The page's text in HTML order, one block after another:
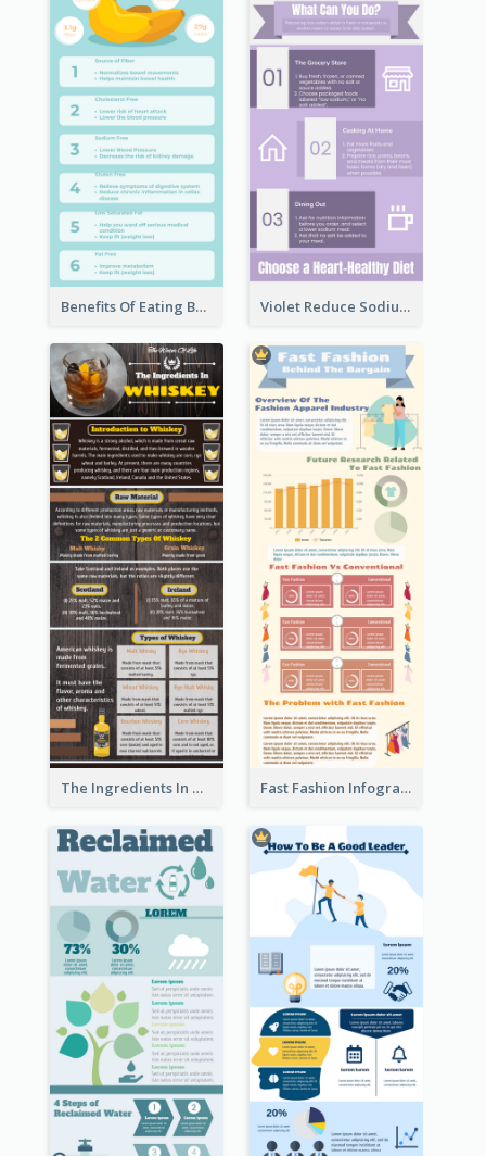
Benefits Of Eating Banana Infographic Violet Reduce Sodium Infographic Idea Design
The Ingredients In Whiskey Infographic Fast Fashion Infographic